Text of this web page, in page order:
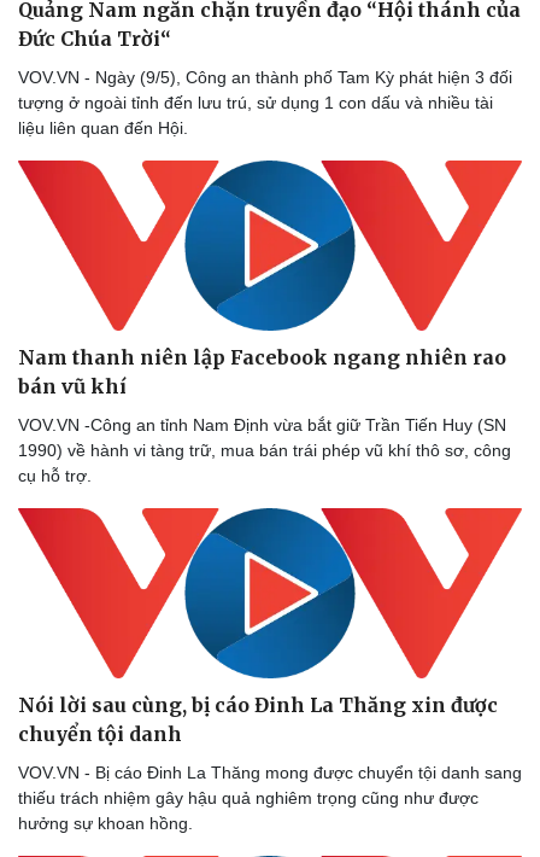
Thể thao
Bóng đá
Thế giới thể thao
eSports
Hậu trường
Ô tô - Xe máy
Tư vấn
Quảng Nam ngăn chặn truyền đạo “Hội thánh của
Đức Chúa Trời“
VOV.VN - Ngày (9/5), Công an thành phố Tam Kỳ phát hiện 3 đối
tượng ở ngoài tỉnh đến lưu trú, sử dụng 1 con dấu và nhiều tài
liệu liên quan đến Hội.
Nam thanh niên lập Facebook ngang nhiên rao
bán vũ khí
VOV.VN -Công an tỉnh Nam Định vừa bắt giữ Trần Tiến Huy (SN
1990) về hành vi tàng trữ, mua bán trái phép vũ khí thô sơ, công
cụ hỗ trợ.
Nói lời sau cùng, bị cáo Đinh La Thăng xin được
chuyển tội danh
VOV.VN - Bị cáo Đinh La Thăng mong được chuyển tội danh sang
thiếu trách nhiệm gây hậu quả nghiêm trọng cũng như được
hưởng sự khoan hồng.